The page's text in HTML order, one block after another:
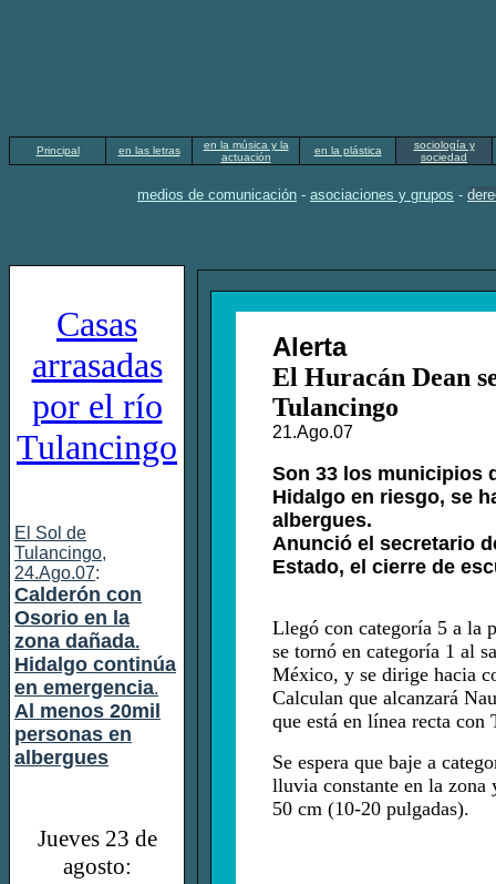
Principal en las letras
en la música y la
actuación
en la plástica
sociología y
sociedad
medios de comunicación - asociaciones y grupos -
Casas
arrasadas
por el río
Tulancingo
El Sol de
Tulancingo,
24.Ago.07:
Calderón con
Osorio en la
zona dañada.
Hidalgo continúa
en emergencia.
Al menos 20mil
personas en
albergues
Jueves 23 de
agosto:
Alerta
El Huracán Dean
Tulancingo
21.Ago.07
Son 33 los municipios
Hidalgo en riesgo, se
albergues.
Anunció el secretario
Estado, el cierre de
Llegó con categoría 5 a la
se tornó en categoría 1 al
México, y se dirige hacia
Calculan que alcanzará
que está en línea recta con
Se espera que baje a
lluvia constante en la zona
50 cm (10-20 pulgadas).